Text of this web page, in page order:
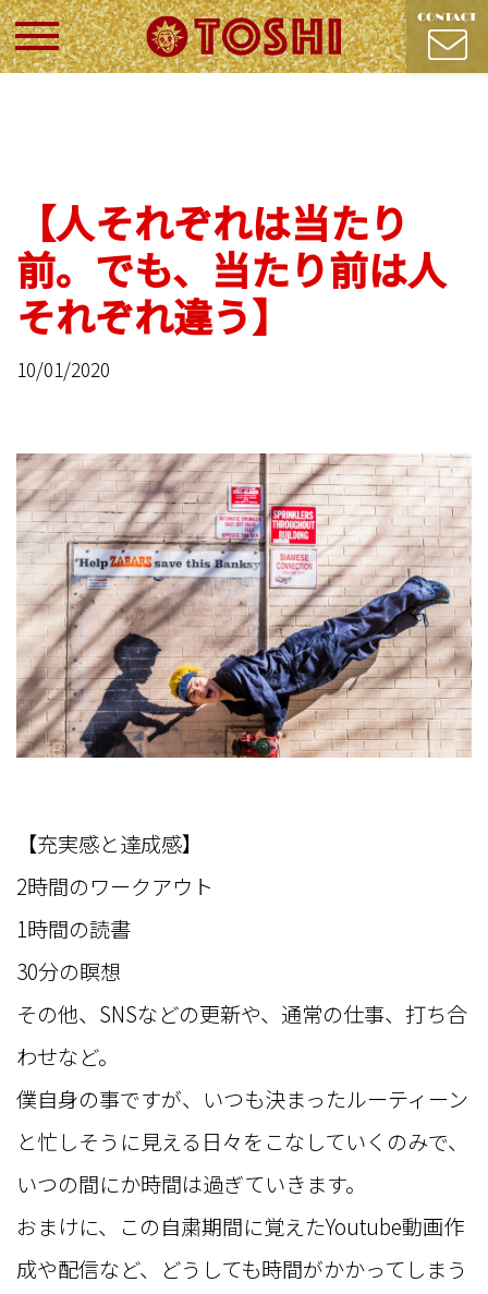
【人それぞれは当たり
前。でも、当たり前は人
それぞれ違う】
10/01/2020
【充実感と達成感】
2時間のワークアウト
1時間の読書
30分の瞑想
その他、SNSなどの更新や、通常の仕事、打ち合
わせなど。
僕自身の事ですが、いつも決まったルーティーン
と忙しそうに見える日々をこなしていくのみで、
いつの間にか時間は過ぎていきます。
おまけに、この自粛期間に覚えたYoutube動画作
成や配信など、どうしても時間がかかってしまう